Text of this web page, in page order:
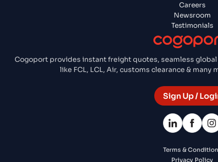
Cogoport provides instant freight quotes, seamless
like FCL, LCL, Air, customs clearance &
Sign Up /
Careers
Newsroom
Testimonials
Terms &
Privacy Policy